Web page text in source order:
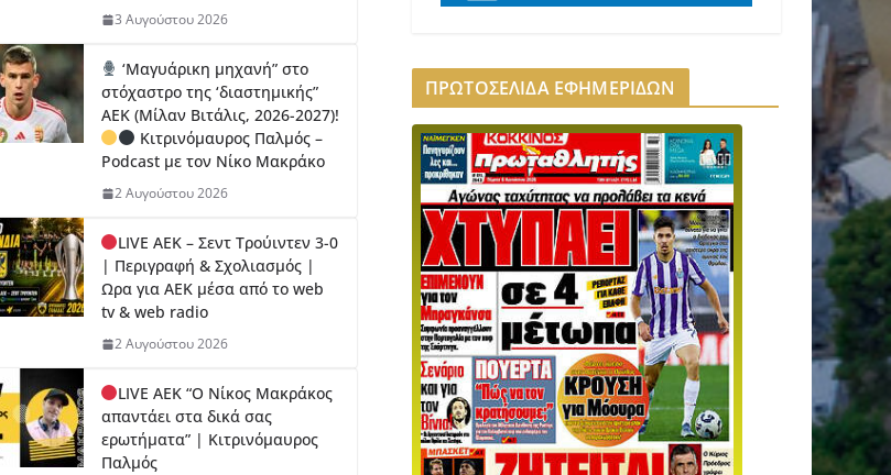
3 Αυγούστου 2026
‘Μαγυάρικη μηχανή” στο
στόχαστρο της ‘διαστημικής”
ΑΕΚ (Μίλαν Βιτάλις, 2026-2027)!
Κιτρινόμαυρος Παλμός –
Podcast με τον Νίκο Μακράκο
2 Αυγούστου 2026
LIVE ΑΕΚ – Σεντ Τρούιντεν 3-0
| Περιγραφή & Σχολιασμός |
Ωρα για ΑΕΚ μέσα από το web
tv & web radio
2 Αυγούστου 2026
LIVE ΑΕΚ “Ο Νίκος Μακράκος
απαντάει στα δικά σας
ερωτήματα” | Κιτρινόμαυρος
Παλμός
ΠΡΩΤΟΣΕΛΙΔΑ ΕΦΗΜΕΡΙΔΩΝ